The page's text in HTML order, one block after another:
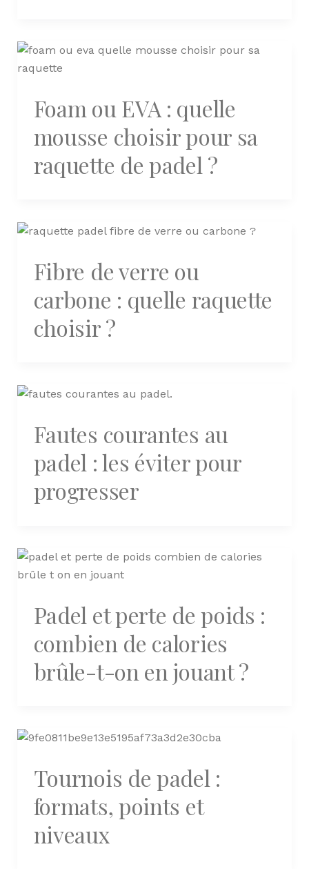
Foam ou EVA : quelle
mousse choisir pour sa
raquette de padel ?
Fibre de verre ou
carbone : quelle raquette
choisir ?
Fautes courantes au
padel : les éviter pour
progresser
Padel et perte de poids :
combien de calories
brûle-t-on en jouant ?
Tournois de padel :
formats, points et
niveaux